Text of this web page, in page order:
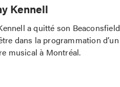
Kennell
a quitté son Beaconsfield
dans la programmation d’un
musical à Montréal.